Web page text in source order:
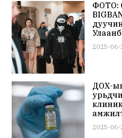
ФОТО:
хийхээр
2025-06-
ДОХ-
Латин
2025-06-